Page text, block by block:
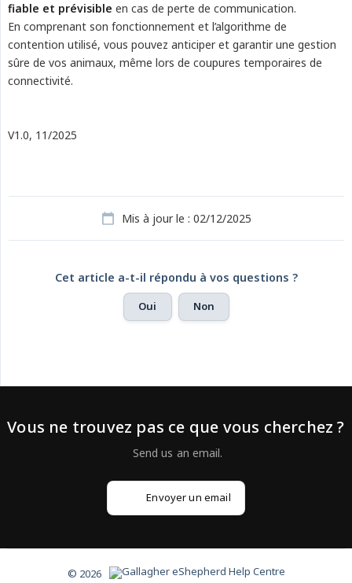
fiable et prévisible en cas de perte de communication.
En comprenant son fonctionnement et l’algorithme de
contention utilisé, vous pouvez anticiper et garantir une gestion
sûre de vos animaux, même lors de coupures temporaires de
connectivité.
V1.0, 11/2025
Mis à jour le : 02/12/2025
Cet article a-t-il répondu à vos questions ?
Oui Non
Vous ne trouvez pas ce que vous cherchez ?
Envoyer un email
© 2026